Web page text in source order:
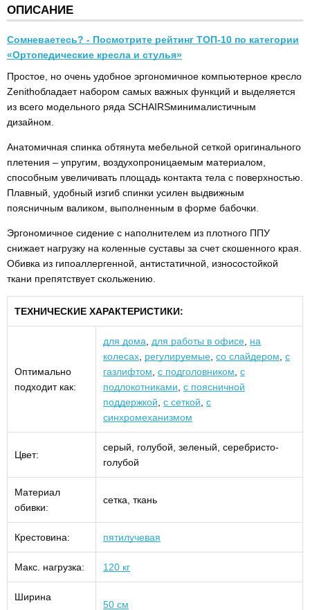
ОПИСАНИЕ
Сомневаетесь? - Посмотрите рейтинг ТОП-10 по категории
«Ортопедические кресла и стулья»
Простое, но очень удобное эргономичное компьютерное кресло
Zenithобладает набором самых важных функций и выделяется
из всего модельного ряда SCHAIRSминималистичным
дизайном.
Анатомичная спинка обтянута мебельной сеткой оригинального
плетения – упругим, воздухопроницаемым материалом,
способным увеличивать площадь контакта тела с поверхностью.
Плавный, удобный изгиб спинки усилен выдвижным
поясничным валиком, выполненным в форме бабочки.
Эргономичное сидение с наполнителем из плотного ППУ
снижает нагрузку на коленные суставы за счет скошенного края.
Обивка из гипоаллергенной, антистатичной, износостойкой
ткани препятствует скольжению.
ТЕХНИЧЕСКИЕ ХАРАКТЕРИСТИКИ:
Оптимально
подходит как:
для дома для работы в офисе на
колесах регулируемые со слайдером с
газлифтом с подголовником с
подлокотниками с поясничной
поддержкой с сеткой с
синхромеханизмом
Цвет:
серый, голубой, зеленый, серебристо-
голубой
Материал
обивки:
сетка, ткань
Крестовина: пятилучевая
Макс. нагрузка: 120 кг
Ширина
50 см